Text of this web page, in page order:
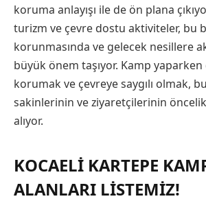
koruma anlayışı ile de ön plana
turizm ve çevre dostu aktiviteler, bu
korunmasında ve gelecek nesillere
büyük önem taşıyor. Kamp yaparken
korumak ve çevreye saygılı olmak,
sakinlerinin ve ziyaretçilerinin
alıyor.
KOCAELI KARTEPE
ALANLARI LISTEMIZ!